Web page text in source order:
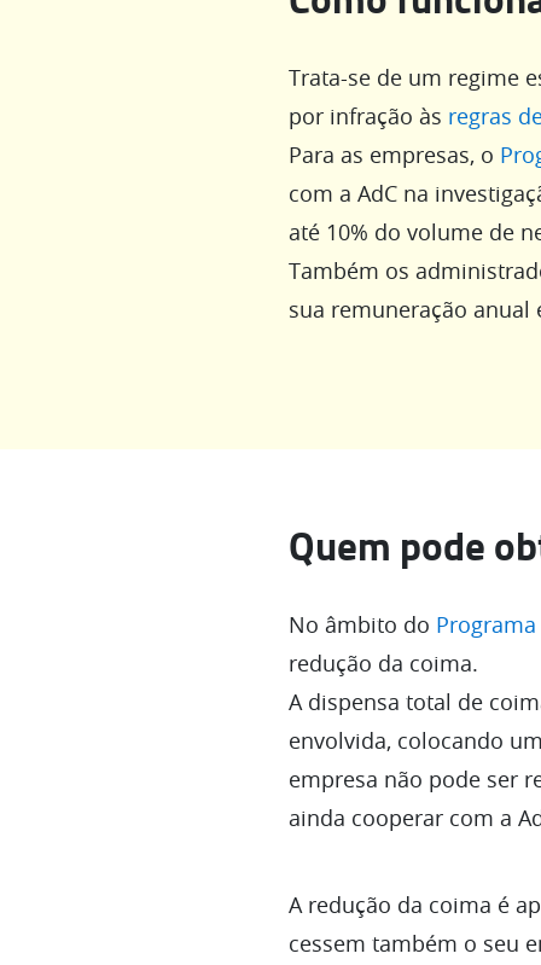
Trata-se de um regime
por infração às regras
Para as empresas, o
com a AdC na
até 10% do volume de
Também os
sua remuneração anual
Quem pode
No âmbito do
redução da coima.
A dispensa total de
envolvida, colocando
empresa não pode ser
ainda cooperar com a
A redução da coima é
cessem também o seu